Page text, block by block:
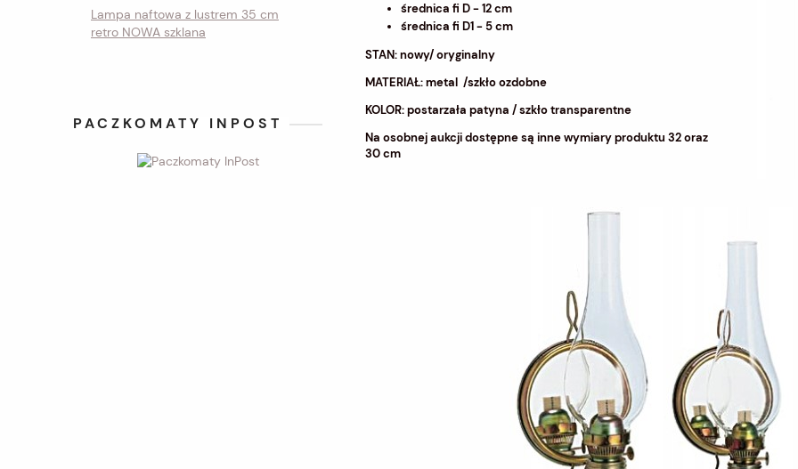
Lampa naftowa z lustrem 35 cm
retro NOWA szklana
PACZKOMATY INPOST
średnica fi D - 12 cm
średnica fi D1 - 5 cm
STAN: nowy/ oryginalny
MATERIAŁ: metal /szkło ozdobne
KOLOR: postarzała patyna / szkło transparentne
Na osobnej aukcji dostępne są inne wymiary produktu 32 oraz
30 cm